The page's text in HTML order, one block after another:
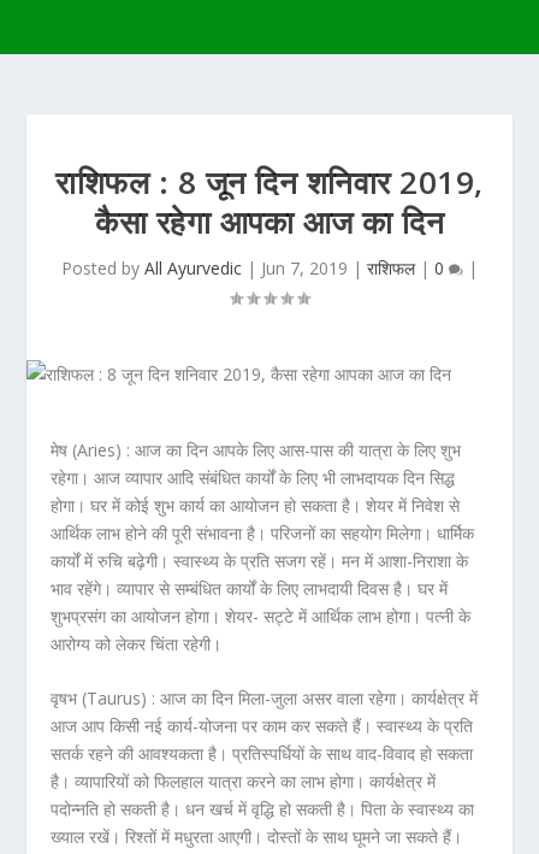
राशिफल : 8 जून दिन शनिवार 2019,
कैसा रहेगा आपका आज का दिन
Posted by All Ayurvedic | Jun 7, 2019 | राशिफल| 0 |
मेष (Aries) :आज का दिन आपके लिए आस-पास की यात्रा के लिए शुभ
रहेगा। आज व्यापार आदि संबंधित कार्यों के लिए भी लाभदायक दिन सिद्ध
होगा। घर में कोई शुभ कार्य का आयोजन हो सकता है। शेयर में निवेश से
आर्थिक लाभ होने की पूरी संभावना है। परिजनों का सहयोग मिलेगा। धार्मिक
कार्यों में रुचि बढ़ेगी। स्वास्थ्य के प्रति सजग रहें। मन में आशा-निराशा के
भाव रहेंगे। व्यापार से सम्बंधित कार्यों के लिए लाभदायी दिवस है। घर में
शुभप्रसंग का आयोजन होगा। शेयर- सट्टे में आर्थिक लाभ होगा। पत्नी के
आरोग्य को लेकर चिंता रहेगी।
वृषभ (Taurus) : आज का दिन मिला-जुला असर वाला रहेगा। कार्यक्षेत्र में
आज आप किसी नई कार्य-योजना पर काम कर सकते हैं। स्वास्थ्य के प्रति
सतर्क रहने की आवश्यकता है। प्रतिस्पर्धियों के साथ वाद-विवाद हो सकता
है। व्यापारियों को फिलहाल यात्रा करने का लाभ होगा। कार्यक्षेत्र में
पदोन्नति हो सकती है। धन खर्च में वृद्धि हो सकती है। पिता के स्वास्थ्य का
ख्याल रखें। रिश्तों में मधुरता आएगी। दोस्तों के साथ घूमने जा सकते हैं।